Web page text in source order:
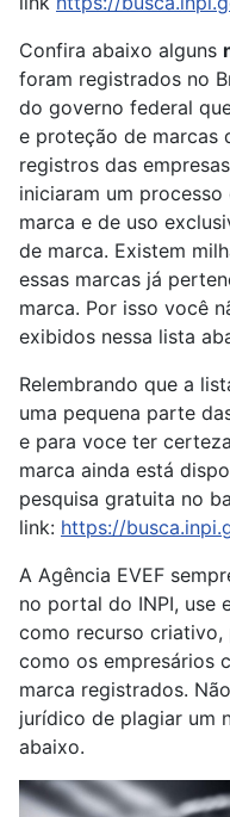
Confira abaixo alguns
foram registrados no
do governo federal
e proteção de marcas
registros das
iniciaram um
marca e de uso
de marca. Existem
essas marcas já
marca. Por isso você
exibidos nessa lista
Relembrando que a
uma pequena parte
e para voce ter
marca ainda está
pesquisa gratuita no
link: https://
A Agência EVEF
no portal do INPI, use
como recurso criativo,
como os empresários
marca registrados.
jurídico de plagiar um
abaixo.